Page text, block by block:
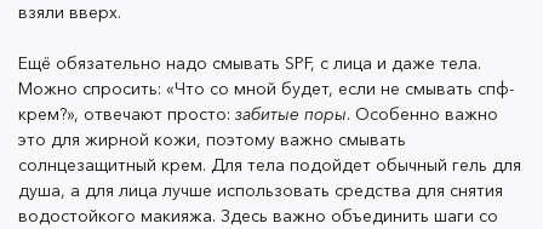
Самое главное — наношу солнцезащитный крем
каждый раз, когда выхожу на улицу, а там вовсю
солнце, обязательно панама или шляпа, это даже в
рецепте написали. Для моего II цветотипа (это один
из чувствительных к ультрафиолету и слабо
поддающийся загару) обязательно использовать SPF
взяли вверх.
Ещё обязательно надо смывать SPF, с лица и даже тела.
Можно спросить: «Что со мной будет, если не смывать спф-
крем?», отвечают просто: забитые поры. Особенно важно
это для жирной кожи, поэтому важно смывать
солнцезащитный крем. Для тела подойдет обычный гель для
душа, а для лица лучше использовать средства для снятия
водостойкого макияжа. Здесь важно объединить шаги со